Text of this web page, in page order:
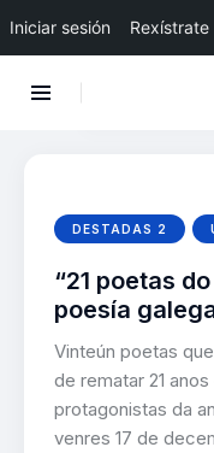
Iniciar sesión Rexístrate
DESTADAS 2
“21 poetas
poesía
Vinteún poetas
de rematar 21
protagonistas da
venres 17 de